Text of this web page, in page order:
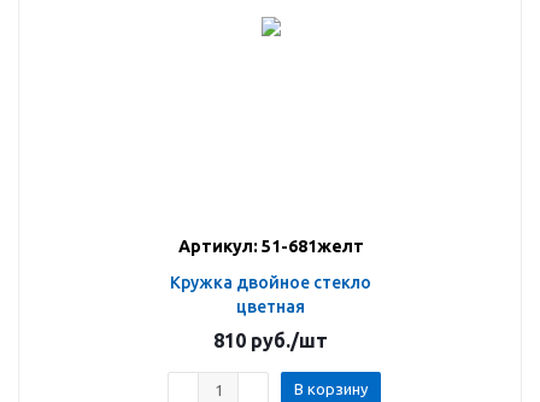
Артикул: 51-681желт
Кружка двойное стекло
цветная
810 руб./шт
В корзину